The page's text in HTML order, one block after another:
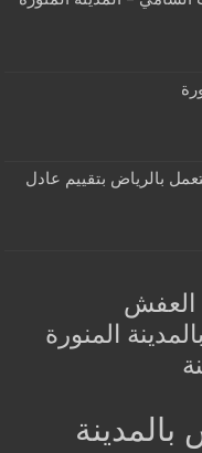
بالرياض بتقييم عادل
العفش
المنورة